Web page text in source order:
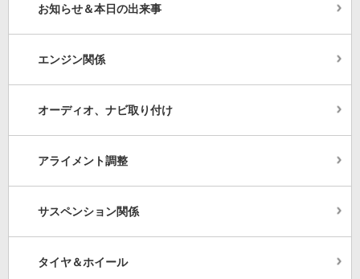
お知らせ＆本日の出来事
エンジン関係
オーディオ、ナビ取り付け
アライメント調整
サスペンション関係
タイヤ＆ホイール